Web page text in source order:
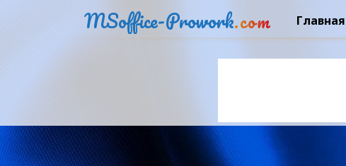
MSoffice-Prowork.com Главная